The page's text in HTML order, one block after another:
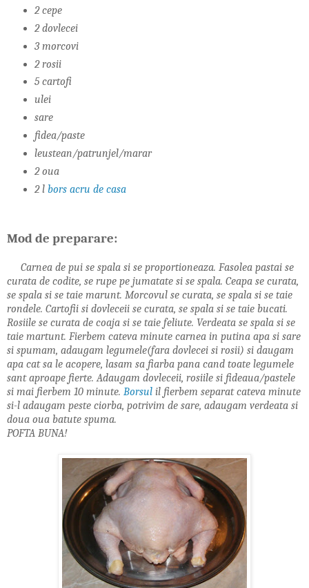
2 cepe
2 dovlecei
3 morcovi
2 rosii
5 cartofi
ulei
sare
fidea/paste
leustean/patrunjel/marar
2 oua
2 l bors acru de casa
Mod de preparare:
Carnea de pui se spala si se proportioneaza. Fasolea pastai se
curata de codite, se rupe pe jumatate si se spala. Ceapa se curata,
se spala si se taie marunt. Morcovul se curata, se spala si se taie
rondele. Cartofii si dovleceii se curata, se spala si se taie bucati.
Rosiile se curata de coaja si se taie feliute. Verdeata se spala si se
taie martunt. Fierbem cateva minute carnea in putina apa si sare
si spumam, adaugam legumele(fara dovlecei si rosii) si daugam
apa cat sa le acopere, lasam sa fiarba pana cand toate legumele
sant aproape fierte. Adaugam dovleceii, rosiile si fideaua/pastele
si mai fierbem 10 minute. Borsul il fierbem separat cateva minute
si-l adaugam peste ciorba, potrivim de sare, adaugam verdeata si
doua oua batute spuma.
POFTA BUNA!